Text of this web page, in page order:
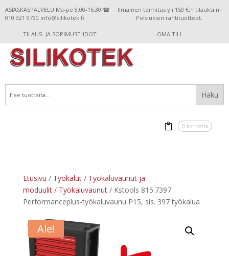
ASIASKASPALVELU Ma-pe 8.00-16.30 ☎
010 321 9790 info@silikotek.fi
Ilmainen toimitus yli 150 €:n tilauksiin!
Poislukien rahtituotteet.
TILAUS- JA SOPIMUSEHDOT OMA TILI
0 kohdetta
Etusivu / Työkalut/ Työkaluvaunut ja
moduulit/ Työkaluvaunut/ Kstools 815.7397
Performanceplus-työkaluvaunu P15, sis. 397 työkalua
Ale!